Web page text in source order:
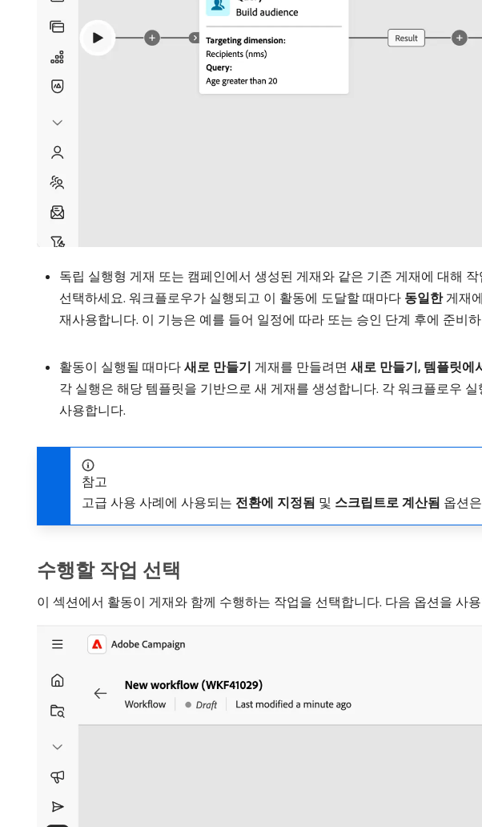
독립 실행형 게재 또는 캠페인에서 생성된 게재와 같은 기존 게재에 대해 작
선택하세요. 워크플로우가 실행되고 이 활동에 도달할 때마다 동일한게재
재사용합니다. 이 기능은 예를 들어 일정에 따라 또는 승인 단계 후에 준비
활동이 실행될 때마다 새로 만들기 게재를 만들려면 새로 만들기, 템플릿에
각 실행은 해당 템플릿을 기반으로 새 게재를 생성합니다. 각 워크플로우
사용합니다.
참고
고급 사용 사례에 사용되는 전환에 지정됨 및 스크립트로 계산됨 옵션
수행할 작업 선택
이 섹션에서 활동이 게재와 함께 수행하는 작업을 선택합니다. 다음 옵션을 사